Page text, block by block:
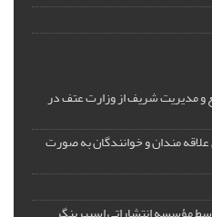
مدیریت شریف از وزارت عتف در
مندان و خوانندگان به صورت